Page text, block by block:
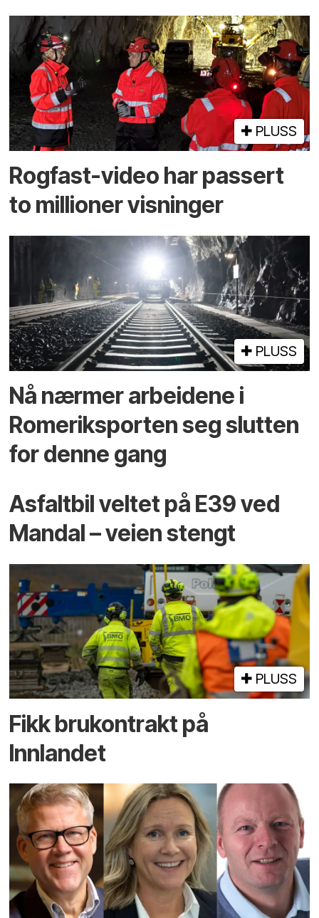
PLUSS
Rogfast-video har passert
to millioner visninger
PLUSS
Nå nærmer arbeidene i
Romeriksporten seg slutten
for denne gang
Asfaltbil veltet på E39 ved
Mandal – veien stengt
PLUSS
Fikk brukontrakt på
Innlandet